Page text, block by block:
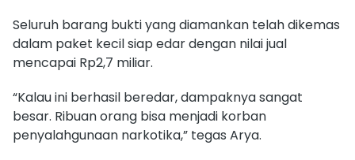
Seluruh barang bukti yang diamankan telah dikemas
dalam paket kecil siap edar dengan nilai jual
mencapai Rp2,7 miliar.
“Kalau ini berhasil beredar, dampaknya sangat
besar. Ribuan orang bisa menjadi korban
penyalahgunaan narkotika,” tegas Arya.